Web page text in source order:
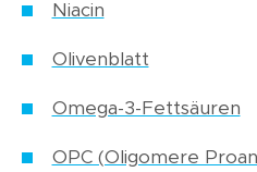
Niacin
Olivenblatt
Omega-3-Fettsäuren
OPC (Oligomere